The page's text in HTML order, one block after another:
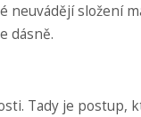
složení
dásně.
Tady je postup,